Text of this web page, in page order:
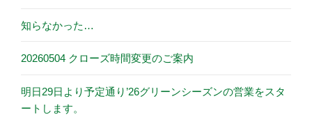
知らなかった…
20260504 クローズ時間変更のご案内
明日29日より予定通り’26グリーンシーズンの営業をスタ
ートします。